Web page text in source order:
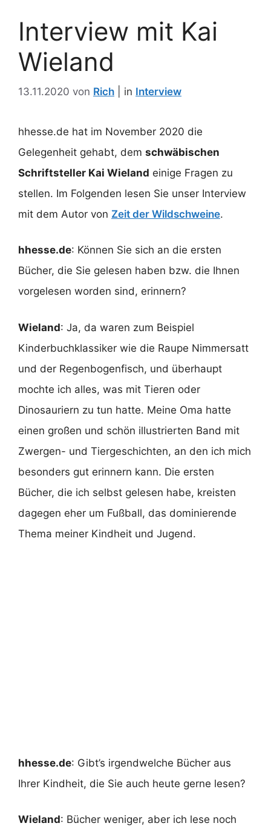
Interview mit Kai
Wieland
13.11.2020 von Rich Interview
hhesse.de hat im November 2020 die
Gelegenheit gehabt, dem schwäbischen
Schriftsteller Kai Wieland einige Fragen zu
stellen. Im Folgenden lesen Sie unser Interview
mit dem Autor von Zeit der Wildschweine.
hhesse.de: Können Sie sich an die ersten
Bücher, die Sie gelesen haben bzw. die Ihnen
vorgelesen worden sind, erinnern?
Wieland: Ja, da waren zum Beispiel
Kinderbuchklassiker wie die Raupe Nimmersatt
und der Regenbogenfisch, und überhaupt
mochte ich alles, was mit Tieren oder
Dinosauriern zu tun hatte. Meine Oma hatte
einen großen und schön illustrierten Band mit
Zwergen- und Tiergeschichten, an den ich mich
besonders gut erinnern kann. Die ersten
Bücher, die ich selbst gelesen habe, kreisten
dagegen eher um Fußball, das dominierende
Thema meiner Kindheit und Jugend.
hhesse.de: Gibt’s irgendwelche Bücher aus
Ihrer Kindheit, die Sie auch heute gerne lesen?
Wieland: Bücher weniger, aber ich lese noch